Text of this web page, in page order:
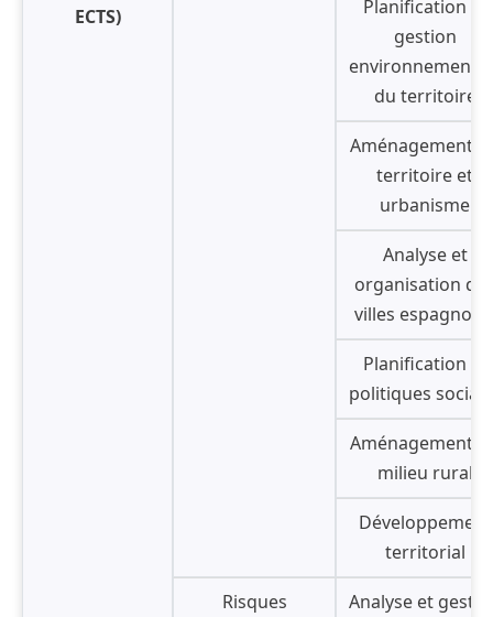
ECTS)
Planification et
gestion
du territoire
Aménagement
territoire et
urbanisme
Analyse et
organisation
villes
Planification et
politiques
Aménagement
milieu rural
Développement
territorial
Risques
Analyse et